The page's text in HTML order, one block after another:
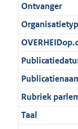
Ontvanger
Rubriek
Taal